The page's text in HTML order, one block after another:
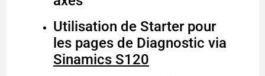
Utilisation de Starter pour
les pages de Diagnostic via
Sinamics S120